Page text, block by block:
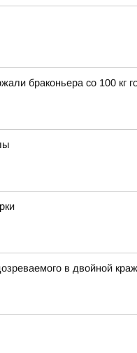
браконьера со 100 кг
в двойной